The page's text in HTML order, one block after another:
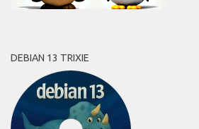
DEBIAN 13 TRIXIE